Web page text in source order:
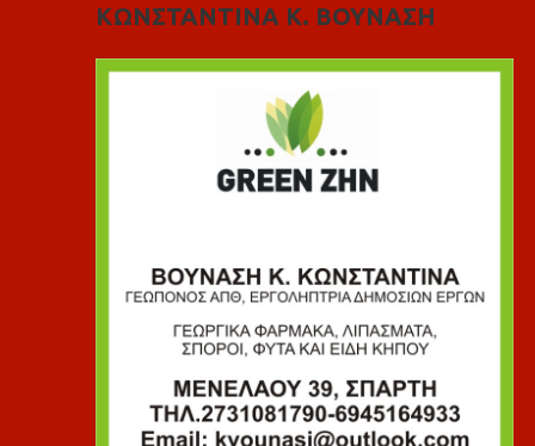
ΚΩΝΣΤΑΝΤΙΝΑ Κ. ΒΟΥΝΑΣΗ